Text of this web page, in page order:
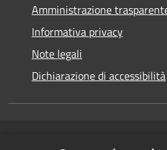
Amministrazione
Informativa privacy
Note legali
Dichiarazione di accessibilità